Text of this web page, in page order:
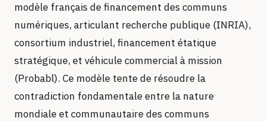
modèle français de financement des communs
numériques, articulant recherche publique (INRIA),
consortium industriel, financement étatique
stratégique, et véhicule commercial à mission
(Probabl). Ce modèle tente de résoudre la
contradiction fondamentale entre la nature
mondiale et communautaire des communs